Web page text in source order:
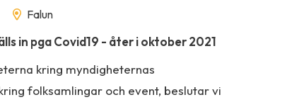
Falun
in pga Covid19 - åter i oktober 2021
kring myndigheternas
folksamlingar och event, beslutar vi